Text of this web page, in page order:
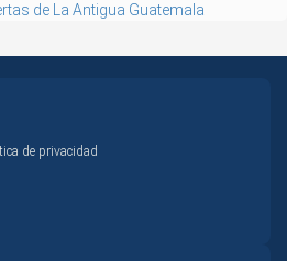
de La Antigua Guatemala
de privacidad